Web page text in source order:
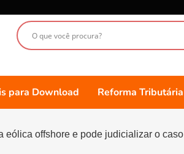
para Download Reforma Tributária
eólica offshore e pode judicializar o caso